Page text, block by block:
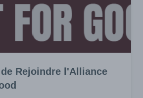
Rejoindre l'Alliance